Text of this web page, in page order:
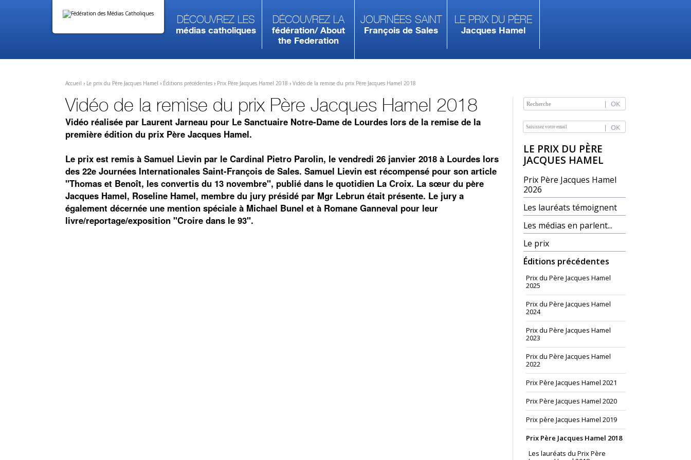
contenu.
Aller
personnels
Découvrez les
médias catholiques
Découvrez la
fédération/ About
the Federation
Journées Saint
François de Sales
Le prix du Père
Jacques Hamel
Accueil › Le prix du Père Jacques Hamel › Éditions précédentes › Prix Père Jacques Hamel 2018 › Vidéo de la remise du prix Père Jacques Hamel 2018
NAVIGATION
LE PRIX DU PÈRE
JACQUES HAMEL
Prix Père Jacques Hamel
2026
Les lauréats témoignent
Les médias en parlent...
Le prix
Éditions précédentes
Prix du Père Jacques Hamel
2025
Prix du Père Jacques Hamel
2024
Prix du Père Jacques Hamel
2023
Prix du Père Jacques Hamel
2022
Prix Père Jacques Hamel 2021
Prix Père Jacques Hamel 2020
Prix père Jacques Hamel 2019
Prix Père Jacques Hamel 2018
Les lauréats du Prix Père
Vidéo de la remise du prix Père Jacques Hamel 2018
Vidéo réalisée par Laurent Jarneau pour Le Sanctuaire Notre-Dame de Lourdes lors de la remise de la
première édition du prix Père Jacques Hamel.
Le prix est remis à Samuel Lievin par le Cardinal Pietro Parolin, le vendredi 26 janvier 2018 à Lourdes lors
des 22e Journées Internationales Saint-François de Sales. Samuel Lievin est récompensé pour son article
"Thomas et Benoît, les convertis du 13 novembre", publié dans le quotidien La Croix. La sœur du père
Jacques Hamel, Roseline Hamel, membre du jury présidé par Mgr Lebrun était présente. Le jury a
également décernée une mention spéciale à Michael Bunel et à Romane Ganneval pour leur
livre/reportage/exposition "Croire dans le 93".